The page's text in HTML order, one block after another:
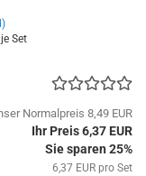
Set
Normalpreis 8,49 EUR
Ihr Preis 6,37 EUR
Sie sparen 25%
6,37 EUR pro Set